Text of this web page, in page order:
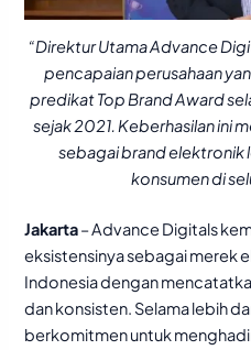
“Direktur Utama Advance
pencapaian perusahaan
predikat Top Brand Award
sejak 2021. Keberhasilan ini
sebagai brand elektronik
konsumen di
Jakarta– Advance Digitals
eksistensinya sebagai merek
Indonesia dengan
dan konsisten. Selama lebih
berkomitmen untuk